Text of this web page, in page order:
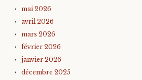
mai 2026
avril 2026
mars 2026
février 2026
janvier 2026
décembre 2025